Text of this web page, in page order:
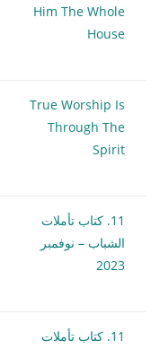
Him The Whole
House
True Worship Is
Through The
Spirit
11. كتاب تأملات
الشباب – نوفمبر
2023
11. كتاب تأملات